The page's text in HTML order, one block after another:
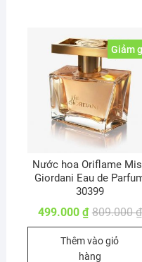
Giảm
Nước hoa Oriflame
Giordani Eau de
30399
809.000₫
499.000 ₫
Thêm vào giỏ
hàng